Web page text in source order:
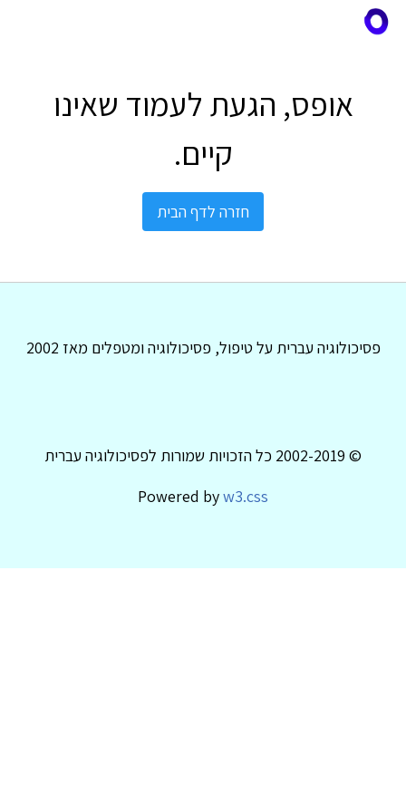
אופס, הגעת לעמוד שאינו
קיים.
חזרה לדף הבית
פסיכולוגיה עברית על טיפול, פסיכולוגיה ומטפלים מאז 2002
© 2002-2019 כל הזכויות שמורות לפסיכולוגיה עברית
Powered byw3.css